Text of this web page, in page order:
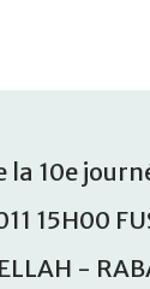
10e
15H00
-